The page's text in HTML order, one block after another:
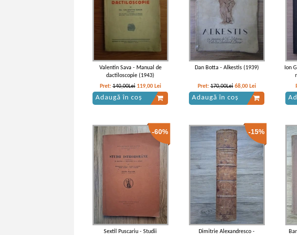
Valentin Sava - Manual de
dactiloscopie (1943)
Pret: 140,00Lei 119,00 Lei
Adaugă în coș
Dan Botta - Alkestis (1939)
Pret:170,00Lei 68,00 Lei
Adaugă în coș
Ion
-60%
Sextil Puscariu - Studii
-15%
Dimitrie Alexandresco -